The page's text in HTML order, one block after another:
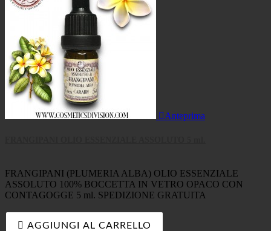
Anteprima
FRANGIPANI (PLUMERIA ALBA) OLIO ESSENZIALE
ASSOLUTO 100% BOCCETTA IN VETRO OPACO CON
CONTAGOGGE 5 ml. SPEDIZIONE GRATUITA
AGGIUNGI AL CARRELLO